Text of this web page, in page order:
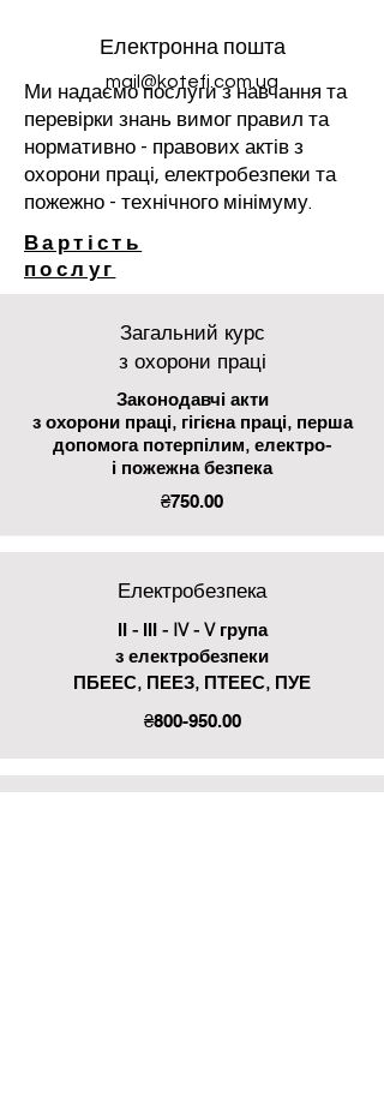
Електронна пошта
mail@kotefi.com.ua
Ми надаємо послуги з навчання та
перевірки знань вимог правил та
нормативно - правових актів з
охорони праці, електробезпеки та
пожежно - технічного мінімуму.
Вартість
послуг
Загальний курс
з охорони праці
Законодавчі акти
з охорони праці, гігієна праці, перша
допомога потерпілим, електро-
і пожежна безпека
₴750.00
Електробезпека
ІІ - ІІІ - IV - V група
з електробезпеки
ПБЕЕС, ПЕЕЗ, ПТЕЕС, ПУЕ
₴800-950.00